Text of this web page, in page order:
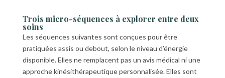
Trois micro-séquences à explorer entre deux
soins
Les séquences suivantes sont conçues pour être
pratiquées assis ou debout, selon le niveau d’énergie
disponible. Elles ne remplacent pas un avis médical ni une
approche kinésithérapeutique personnalisée. Elles sont